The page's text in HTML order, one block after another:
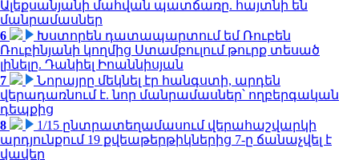
Ալեքսանյանի մահվան պատճառը. հայտնի են
մանրամասներ
6
Խստորեն դատապարտում եմ Ռուբեն
Ռուբինյանի կողմից Ստամբուլում թուրք տեսած
լինելը. Դանիել Իոաննիսյան
7
Նորայրը մեկնել էր հանգստի, արդեն
վերադառնում է. նոր մանրամասներ՝ ողբերգական
դեպքից
8
1/15 ընտրատեղամասում վերահաշվարկի
արդյունքում 19 քվեաթերթիկներից 7-ը ճանաչվել է
վավեր